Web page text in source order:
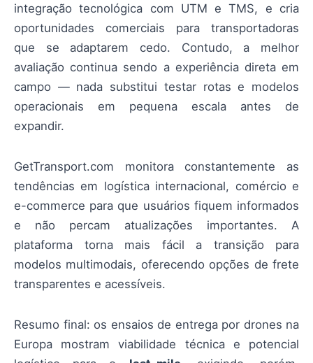
integração tecnológica com UTM e TMS, e cria
oportunidades comerciais para transportadoras
que se adaptarem cedo. Contudo, a melhor
avaliação continua sendo a experiência direta em
campo — nada substitui testar rotas e modelos
operacionais em pequena escala antes de
expandir.
GetTransport.com monitora constantemente as
tendências em logística internacional, comércio e
e-commerce para que usuários fiquem informados
e não percam atualizações importantes. A
plataforma torna mais fácil a transição para
modelos multimodais, oferecendo opções de frete
transparentes e acessíveis.
Resumo final: os ensaios de entrega por drones na
Europa mostram viabilidade técnica e potencial